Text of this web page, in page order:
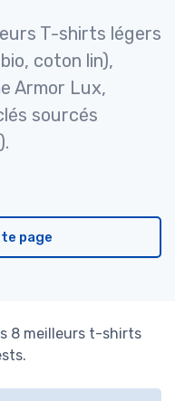
T-shirts légers
coton lin),
Armor Lux,
sourcés
page
8 meilleurs t-shirts